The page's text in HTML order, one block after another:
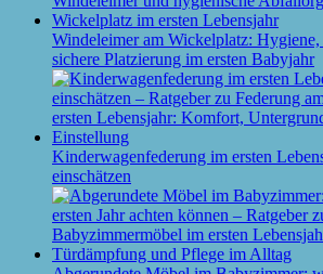
Windeleimer am Wickelplatz: Hygiene,
sichere Platzierung im ersten Babyjahr
Kinderwagenfederung im ersten
einschätzen